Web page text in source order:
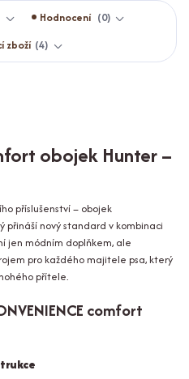
Hodnocení
0
zboží 4
obojek Hunter –
příslušenství – obojek
přináší nový standard v kombinaci
jen módním doplňkem, ale
pro každého majitele psa, který
přítele.
comfort